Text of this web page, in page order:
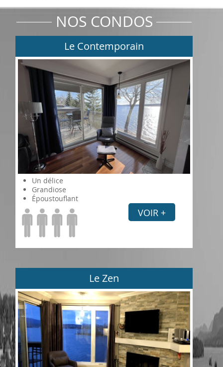
NOS CONDOS
Le Contemporain
Un délice
Grandiose
Époustouflant
VOIR +
Le Zen